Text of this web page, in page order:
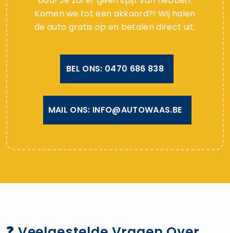
Komen we tot een akkoord?! Wij halen
de auto gratis op en betalen direct uit.
BEL ONS: 0470 686 838
MAIL ONS: INFO@AUTOWAAS.BE